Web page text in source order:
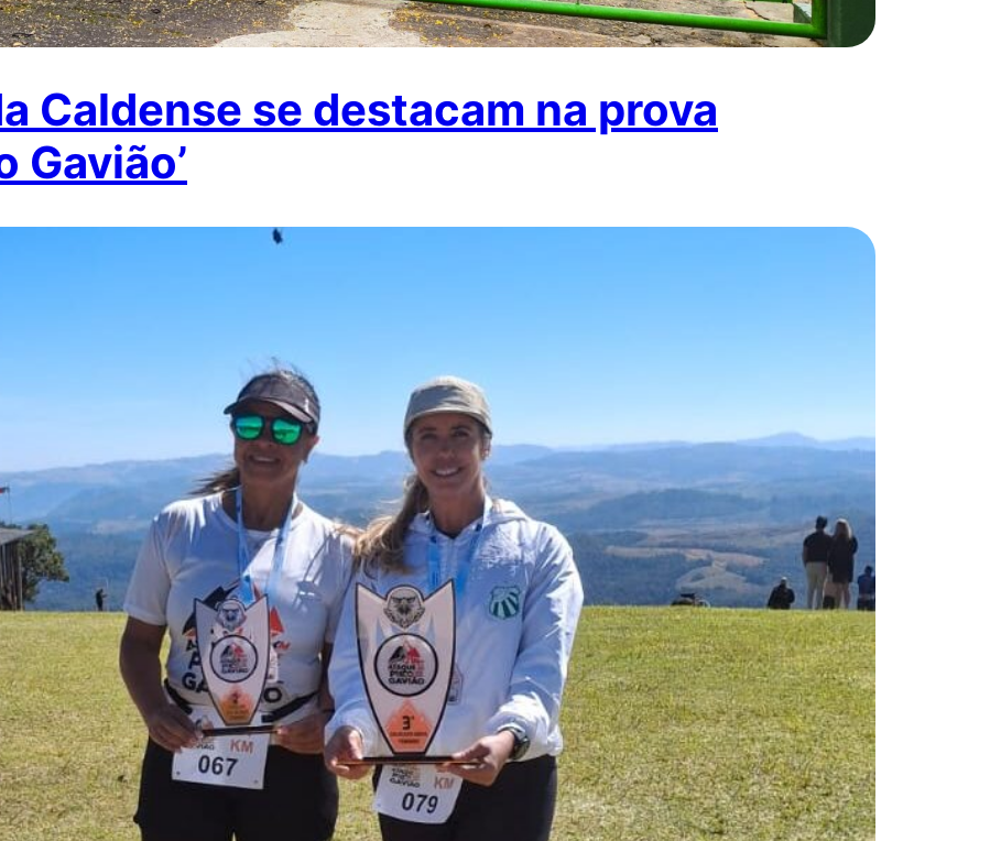
Caldense se destacam na prova
Gavião’